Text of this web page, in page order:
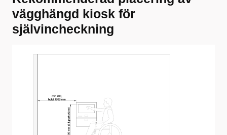
vägghängd kiosk för
självincheckning